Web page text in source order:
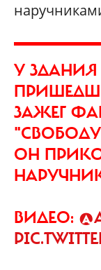
У
ЗАЖЕГ
ОН
ВИДЕО: